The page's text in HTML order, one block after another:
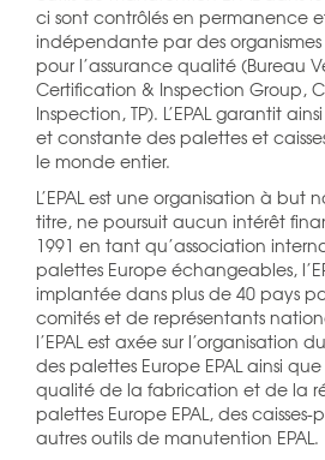
ci sont contrôlés en permanence
indépendante par des
pour l’assurance qualité (Bureau
Certification & Inspection Group,
Inspection, TP). L’EPAL garantit
et constante des palettes et
le monde entier.
L’EPAL est une organisation à but
titre, ne poursuit aucun intérêt
1991 en tant qu’association
palettes Europe échangeables,
implantée dans plus de 40 pays
comités et de représentants
l’EPAL est axée sur l’organisation
des palettes Europe EPAL ainsi que
qualité de la fabrication et de la
palettes Europe EPAL, des caisses-
autres outils de manutention EPAL.